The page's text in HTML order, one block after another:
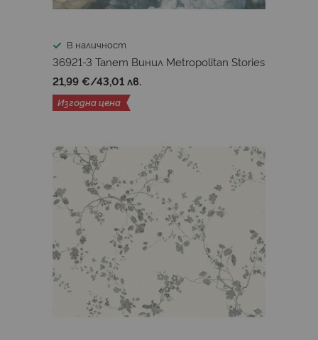
В наличност
36921-3 Тапет Винил Metropolitan Stories
21,99 €/43,01 лв.
Изгодна цена